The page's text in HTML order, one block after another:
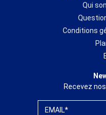
Qui
Conditions
Recevez
EMAIL*